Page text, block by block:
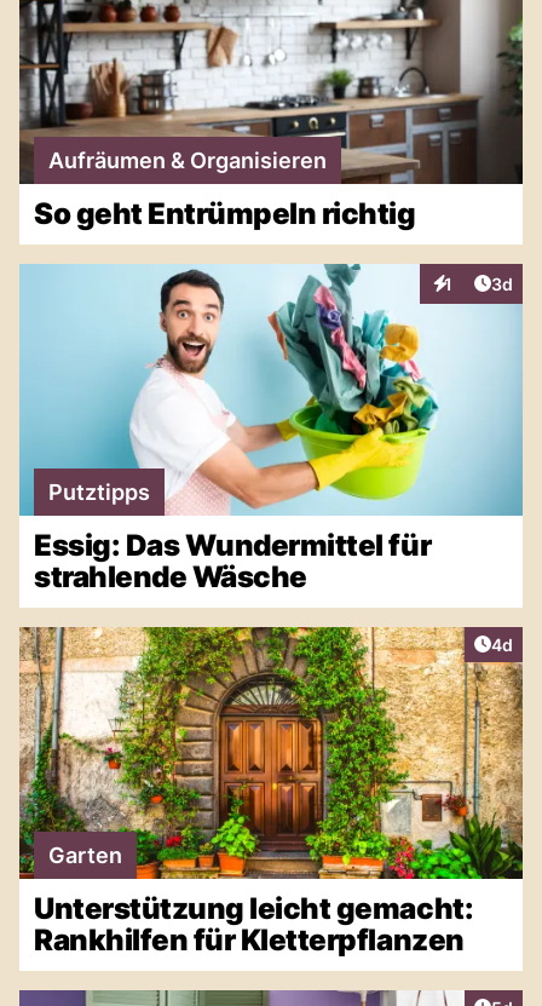
Aufräumen & Organisieren
So geht Entrümpeln richtig
1
Interaktionen
3d
Putztipps
Essig: Das Wundermittel für
strahlende Wäsche
4d
Garten
Unterstützung leicht gemacht:
Rankhilfen für Kletterpflanzen